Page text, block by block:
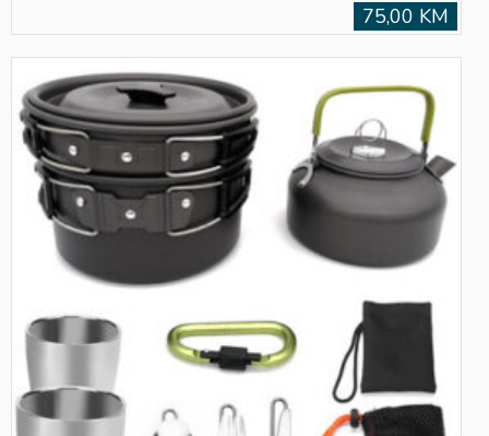
75,00 KM